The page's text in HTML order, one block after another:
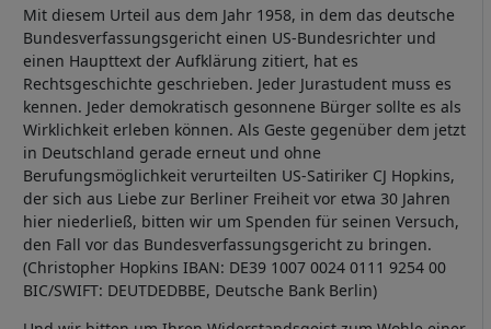
Mit diesem Urteil aus dem Jahr 1958, in dem das deutsche
Bundesverfassungsgericht einen US-Bundesrichter und
einen Haupttext der Aufklärung zitiert, hat es
Rechtsgeschichte geschrieben. Jeder Jurastudent muss es
kennen. Jeder demokratisch gesonnene Bürger sollte es als
Wirklichkeit erleben können. Als Geste gegenüber dem jetzt
in Deutschland gerade erneut und ohne
Berufungsmöglichkeit verurteilten US-Satiriker CJ Hopkins,
der sich aus Liebe zur Berliner Freiheit vor etwa 30 Jahren
hier niederließ, bitten wir um Spenden für seinen Versuch,
den Fall vor das Bundesverfassungsgericht zu bringen.
(Christopher Hopkins IBAN: DE39 1007 0024 0111 9254 00
BIC/SWIFT: DEUTDEDBBE, Deutsche Bank Berlin)